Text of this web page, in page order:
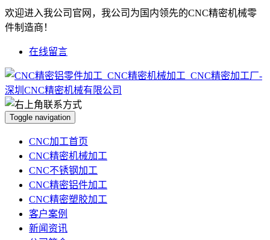
欢迎进入我公司官网，我公司为国内领先的CNC精密机械零
件制造商！
在线留言
Toggle navigation
CNC加工首页
CNC精密机械加工
CNC不锈钢加工
CNC精密铝件加工
CNC精密塑胶加工
客户案例
新闻资讯